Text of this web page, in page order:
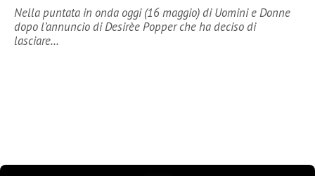
Nella puntata in onda oggi (16 maggio) di Uomini e Donne
dopo l’annuncio di Desirèe Popper che ha deciso di
lasciare…